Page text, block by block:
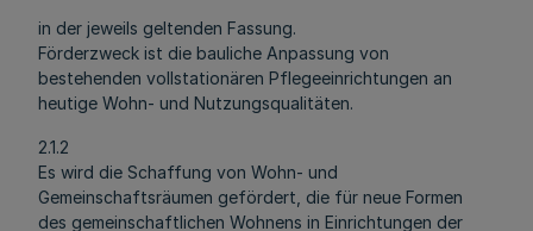
in der jeweils geltenden Fassung.
Förderzweck ist die bauliche Anpassung von
bestehenden vollstationären Pflegeeinrichtungen an
heutige Wohn- und Nutzungsqualitäten.
2.1.2
Es wird die Schaffung von Wohn- und
Gemeinschaftsräumen gefördert, die für neue Formen
des gemeinschaftlichen Wohnens in Einrichtungen der